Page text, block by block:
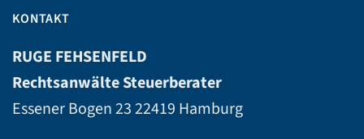
KONTAKT
RUGE FEHSENFELD
Rechtsanwälte Steuerberater
Essener Bogen 2322419 Hamburg